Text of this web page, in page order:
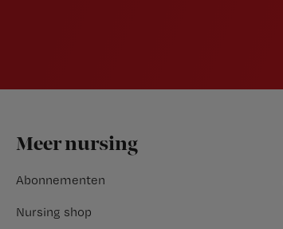
Footer
Meer nursing
Abonnementen
Nursing shop